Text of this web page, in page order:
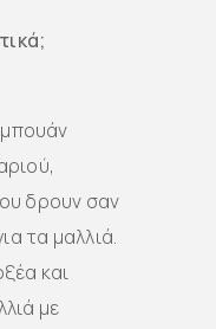
δρουν σαν
τα μαλλιά.
και
με